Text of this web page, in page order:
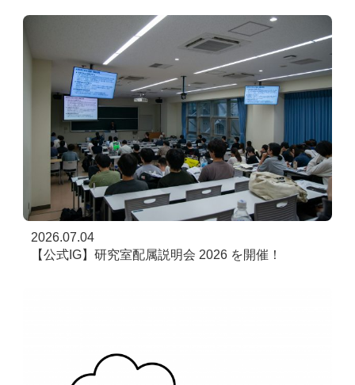
2026.07.04
【公式IG】研究室配属説明会 2026 を開催！